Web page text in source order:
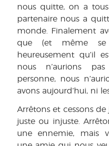
nous quitte, on a
partenaire nous a
monde. Finalement
que (et même
heureusement qu’il
nous n’aurions
personne, nous
avons aujourd’hui, ni
Arrêtons et cessons
juste ou injuste.
une ennemie, mais